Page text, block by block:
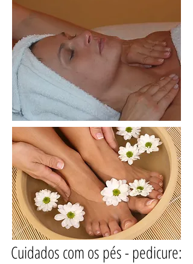
Cuidados com os pés - pedicure: